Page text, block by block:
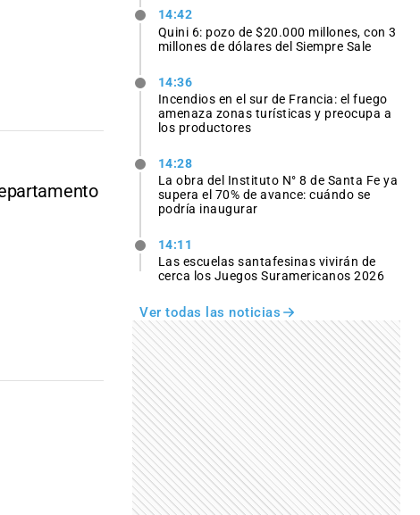
14:42
Quini 6: pozo de $20.000 millones, con 3
millones de dólares del Siempre Sale
14:36
Incendios en el sur de Francia: el fuego
amenaza zonas turísticas y preocupa a
los productores
14:28
La obra del Instituto N° 8 de Santa Fe ya
supera el 70% de avance: cuándo se
podría inaugurar
14:11
Las escuelas santafesinas vivirán de
cerca los Juegos Suramericanos 2026
Ver todas las noticias